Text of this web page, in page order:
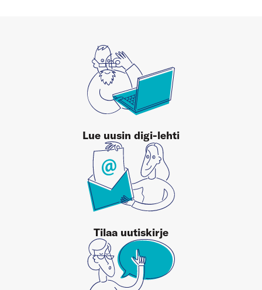
Lue uusin digi-lehti
Tilaa uutiskirje